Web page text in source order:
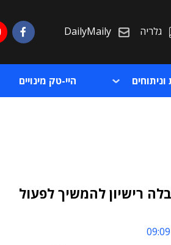
גלריה DailyMaily
היי-טק מינויים
רישיון להמשיך לפעול